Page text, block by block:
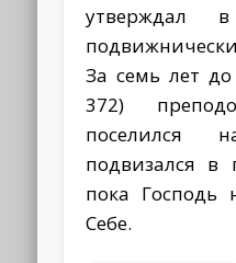
утверждал
За семь лет
372)
поселился
подвизался в
пока Господь
Себе.